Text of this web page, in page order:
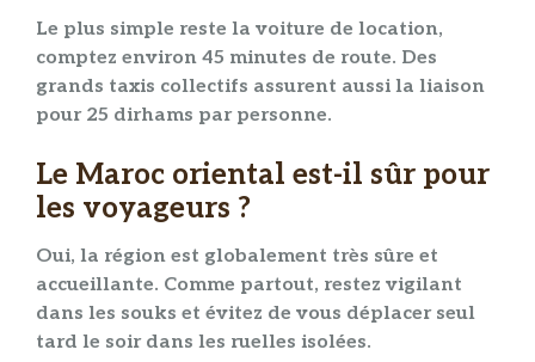
Le plus simple reste la voiture de location,
comptez environ 45 minutes de route. Des
grands taxis collectifs assurent aussi la liaison
pour 25 dirhams par personne.
Le Maroc oriental est-il sûr pour
les voyageurs ?
Oui, la région est globalement très sûre et
accueillante. Comme partout, restez vigilant
dans les souks et évitez de vous déplacer seul
tard le soir dans les ruelles isolées.